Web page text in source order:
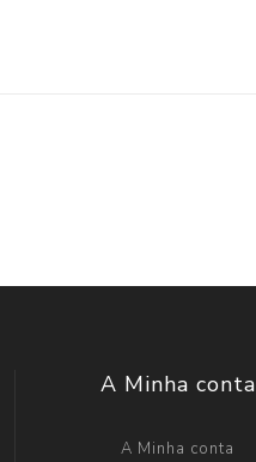
A Minha conta
A Minha conta